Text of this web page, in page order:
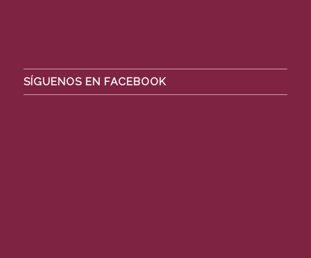
SÍGUENOS EN FACEBOOK